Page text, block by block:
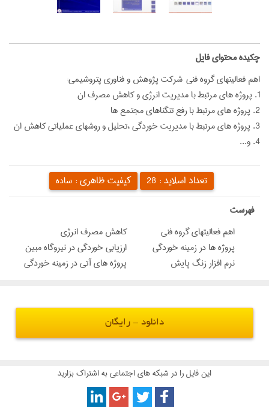
‌چکیده محتوای فایل
اهم فعاليتهاي گروه فني شركت پژوهش و فناوري پتروشيمي:
1. پروژه هاي مرتبط با مديريت انرژي و كاهش مصرف ان
2. پروژه هاي مرتبط با رفع تنگناهاي مجتمع ها
3. پروژه هاي مرتبط با مديريت خوردگي ،تحليل و روشهاي عملياتي كاهش ان
4. و...
کیفیت ظاهری : ساده تعداد اسلاید : 28
‌فهرست
اهم فعاليتهاي گروه فني
كاهش مصرف انرژي
پروژه ها در زمينه خوردگي
ارزيابي خوردگي در نيروگاه مبین
نرم افزار زنگ پايش
پروژه هاي آتي در زمينه خوردگي
دانلود - رایگان
این فایل را در شبکه های اجتماعی به اشتراک بزارید